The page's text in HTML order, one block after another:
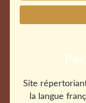
Site
la langue